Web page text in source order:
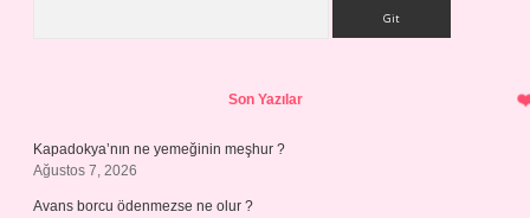
Son Yazılar
Kapadokya’nın ne yemeğinin meşhur ?
Ağustos 7, 2026
Avans borcu ödenmezse ne olur ?